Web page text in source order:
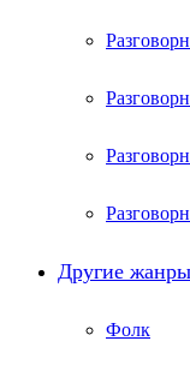
Другие жанры
Фолк